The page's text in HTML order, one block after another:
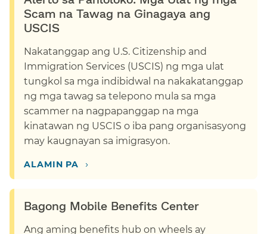
Scam na Tawag na Ginagaya ang
USCIS​​
Nakatanggap ang U.S. Citizenship and
Immigration Services (USCIS) ng mga ulat
tungkol sa mga indibidwal na nakakatanggap
ng mga tawag sa telepono mula sa mga
scammer na nagpapanggap na mga
kinatawan ng USCIS o iba pang organisasyong
may kaugnayan sa imigrasyon.​​
ALAMIN PA​​ ›​​
Bagong Mobile Benefits Center​​
Ang aming benefits hub on wheels ay